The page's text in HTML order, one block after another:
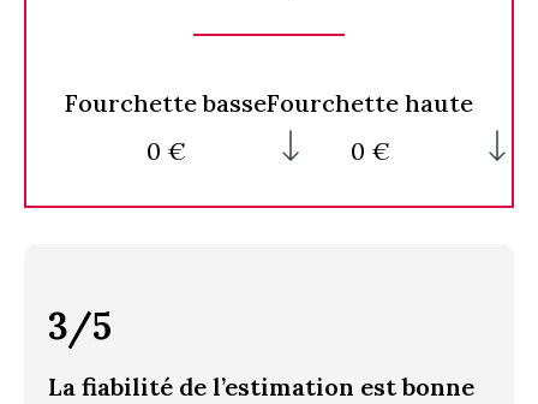
Fourchette basse
0 €
Fourchette haute
0 €
3/5
La fiabilité de l’estimation est bonne